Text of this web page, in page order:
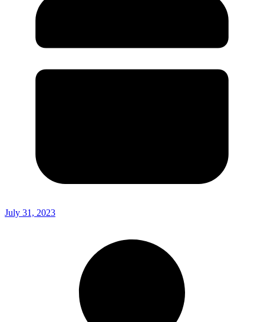
July 31, 2023